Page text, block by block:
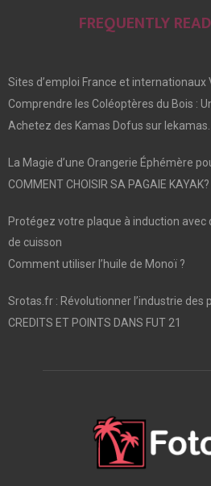
FREQUENTLY
Sites d’emploi France et internationaux
Comprendre les Coléoptères du Bois :
Achetez des Kamas Dofus sur lekamas.
La Magie d’une Orangerie Éphémère
COMMENT CHOISIR SA PAGAIE KAYAK?
Protégez votre plaque à induction
de cuisson
Comment utiliser l’huile de Monoï ?
Srotas.fr : Révolutionner l’industrie des
CREDITS ET POINTS DANS FUT 21